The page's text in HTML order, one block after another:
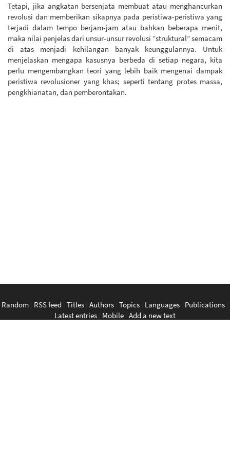
Tetapi, jika angkatan bersenjata membuat atau menghancurkan
revolusi dan memberikan sikapnya pada peristiwa-peristiwa yang
terjadi dalam tempo berjam-jam atau bahkan beberapa menit,
maka nilai penjelas dari unsur-unsur revolusi “struktural” semacam
di atas menjadi kehilangan banyak keunggulannya. Untuk
menjelaskan mengapa kasusnya berbeda di setiap negara, kita
perlu mengembangkan teori yang lebih baik mengenai dampak
peristiwa revolusioner yang khas; seperti tentang protes massa,
pengkhianatan, dan pemberontakan.
Random RSS feed Titles Authors Topics Languages Publications
Latest entries Mobile Add a new text